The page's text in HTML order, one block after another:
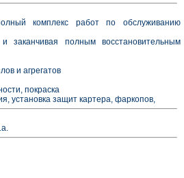
комплекс работ по обслуживанию
полным восстановительным
и агрегатов
покраска
установка защит картера, фаркопов,